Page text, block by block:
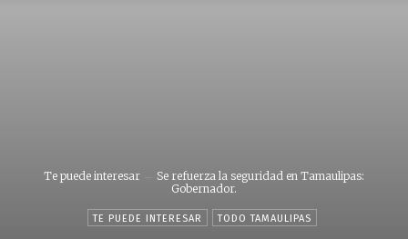
Te puede interesar
Se refuerza la seguridad en Tamaulipas:
Gobernador.
TE PUEDE INTERESAR TODO TAMAULIPAS